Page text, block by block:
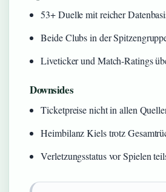
53+ Duelle mit reicher
Beide Clubs in der
Liveticker und Match-Ratings
Downsides
Ticketpreise nicht in allen
Heimbilanz Kiels trotz
Verletzungsstatus vor Spielen